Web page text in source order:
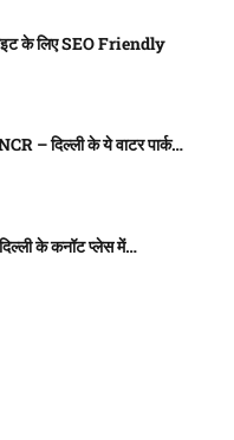
के लिए SEO Friendly
– दिल्ली के ये वाटर पार्क…
के कनॉट प्लेस में…